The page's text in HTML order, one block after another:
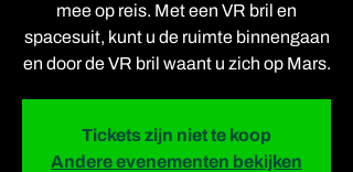
mee op reis. Met een VR bril en
spacesuit, kunt u de ruimte binnengaan
en door de VR bril waant u zich op Mars.
Tickets zijn niet te koop
Andere evenementen bekijken